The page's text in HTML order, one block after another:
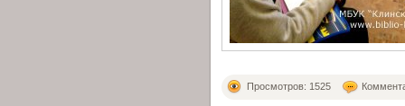
Просмотров: 1525